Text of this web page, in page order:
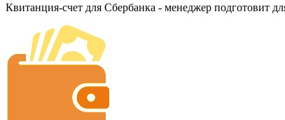
Квитанция-счет для Сбербанка - менеджер подготовит